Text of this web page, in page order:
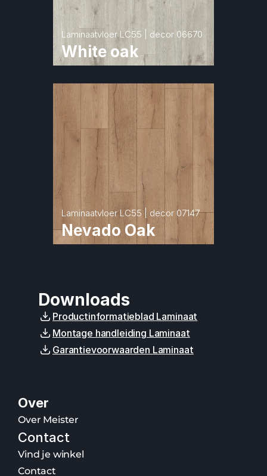
Laminaatvloer LC55 | decor 06670
White oak
Laminaatvloer LC55 | decor 07147
Nevado Oak
Downloads
Productinformatieblad Laminaat
Montage handleiding Laminaat
Garantievoorwaarden Laminaat
Over
Over Meister
Contact
Vind je winkel
Contact